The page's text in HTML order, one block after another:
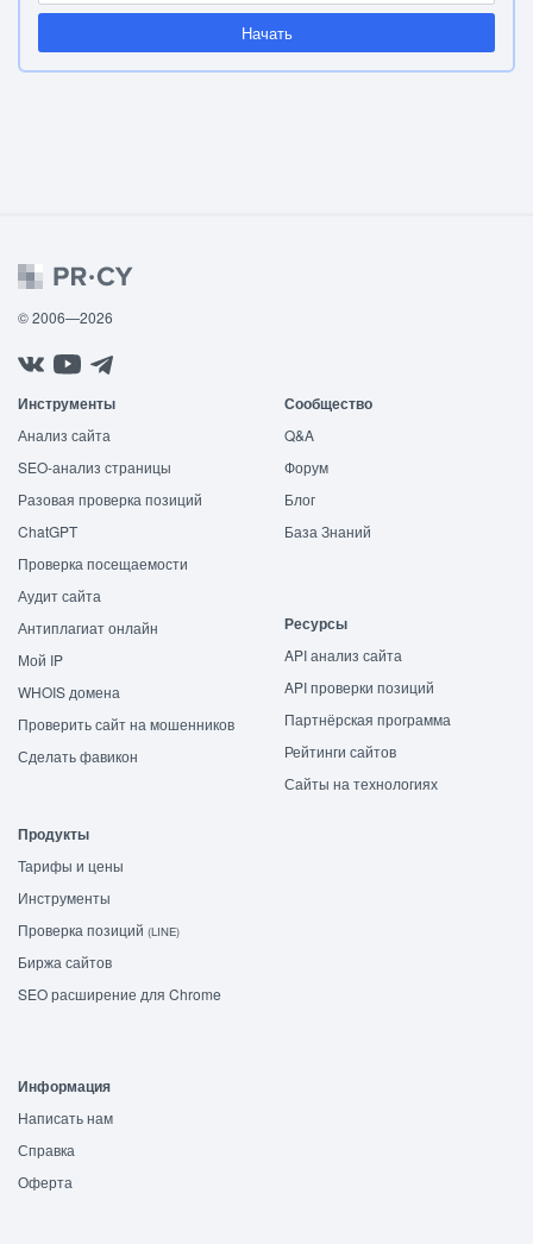
Начать
© 2006—2026
Инструменты
Анализ сайта
SEO-анализ страницы
Разовая проверка позиций
ChatGPT
Проверка посещаемости
Аудит сайта
Антиплагиат онлайн
Мой IP
WHOIS домена
Проверить сайт на мошенников
Сделать фавикон
Сообщество
Q&A
Форум
Блог
База Знаний
Ресурсы
API анализ сайта
API проверки позиций
Партнёрская программа
Рейтинги сайтов
Сайты на технологиях
Продукты
Тарифы и цены
Инструменты
Проверка позиций (LINE)
Биржа сайтов
SEO расширение для Chrome
Информация
Написать нам
Справка
Оферта